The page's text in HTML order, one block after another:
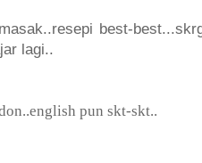
best-
lagi..
pun skt-skt..